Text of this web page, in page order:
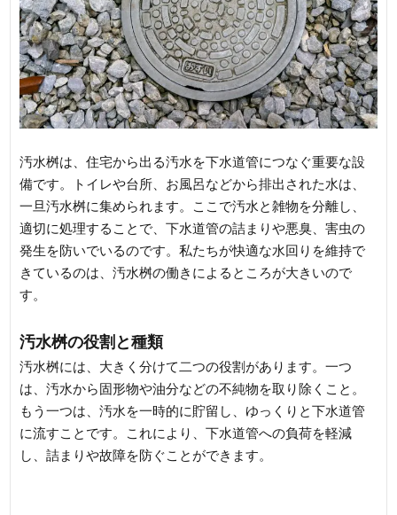
汚水桝は、住宅から出る汚水を下水道管につなぐ重要な設
備です。トイレや台所、お風呂などから排出された水は、
一旦汚水桝に集められます。ここで汚水と雑物を分離し、
適切に処理することで、下水道管の詰まりや悪臭、害虫の
発生を防いでいるのです。私たちが快適な水回りを維持で
きているのは、汚水桝の働きによるところが大きいので
す。
汚水桝の役割と種類
汚水桝には、大きく分けて二つの役割があります。一つ
は、汚水から固形物や油分などの不純物を取り除くこと。
もう一つは、汚水を一時的に貯留し、ゆっくりと下水道管
に流すことです。これにより、下水道管への負荷を軽減
し、詰まりや故障を防ぐことができます。